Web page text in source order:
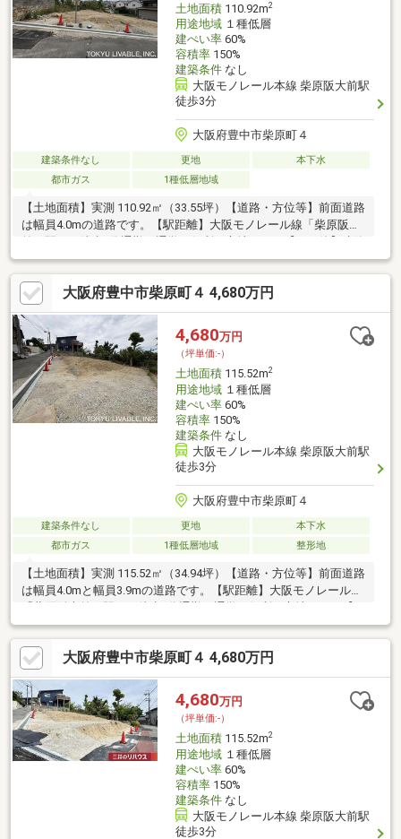
土地面積110.92m2
用途地域１種低層
建ぺい率60%
容積率150%
建築条件なし
大阪モノレール本線 柴原阪大前駅
徒歩3分
大阪府豊中市柴原町４
建築条件なし 更地
本下水
都市ガス
1種低層地域
【土地面積】実測 110.92㎡（33.55坪）【道路・方位等】前面道路
は幅員4.0mの道路です。【駅距離】大阪モノレール線「柴原阪大
条件付き土地ではございません。お好きなハウスメーカー、工務
店で建築できます。
大阪府豊中市柴原町４ 4,680万円
4,680万円
（坪単価:-）
土地面積115.52m2
用途地域１種低層
建ぺい率60%
容積率150%
建築条件なし
大阪モノレール本線 柴原阪大前駅
徒歩3分
大阪府豊中市柴原町４
建築条件なし 更地
本下水
都市ガス
1種低層地域 整形地
【土地面積】実測 115.52㎡（34.94坪）【道路・方位等】前面道路
は幅員4.0mと幅員3.9mの道路です。【駅距離】大阪モノレール線
「柴原阪大前」駅まで徒歩3分通勤・通学に便利な立地です。【そ
の他】建築条件付き土地ではございません。お好きなハウスメー
カー、工務店で建築できます。
大阪府豊中市柴原町４ 4,680万円
4,680万円
（坪単価:-）
土地面積115.52m2
用途地域１種低層
建ぺい率60%
容積率150%
建築条件なし
大阪モノレール本線 柴原阪大前駅
徒歩3分